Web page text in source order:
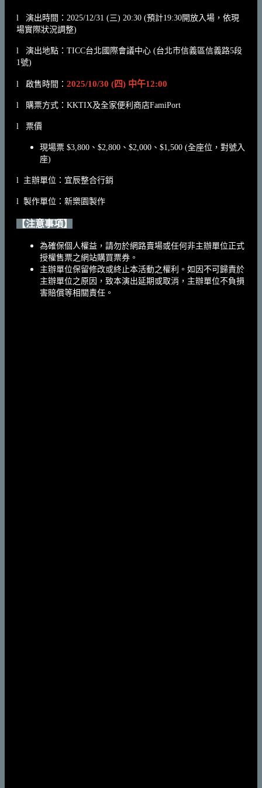
l 演出時間：2025/12/31 (三) 20:30 (預計19:30開放入場，依現
場實際狀況調整)
l 演出地點：TICC台北國際會議中心 (台北市信義區信義路5段
1號)
l 啟售時間： 2025/10/30 (四) 中午12:00
l 購票方式：KKTIX及全家便利商店FamiPort
l 票價
現場票 $3,800、$2,800、$2,000、$1,500 (全座位，對號入
座)
l 主辦單位：宜辰整合行銷
l 製作單位：新樂園製作
【注意事項】
為確保個人權益，請勿於網路賣場或任何非主辦單位正式
授權售票之網站購買票券。
主辦單位保留修改或終止本活動之權利。如因不可歸責於
主辦單位之原因，致本演出延期或取消，主辦單位不負損
害賠償等相關責任。